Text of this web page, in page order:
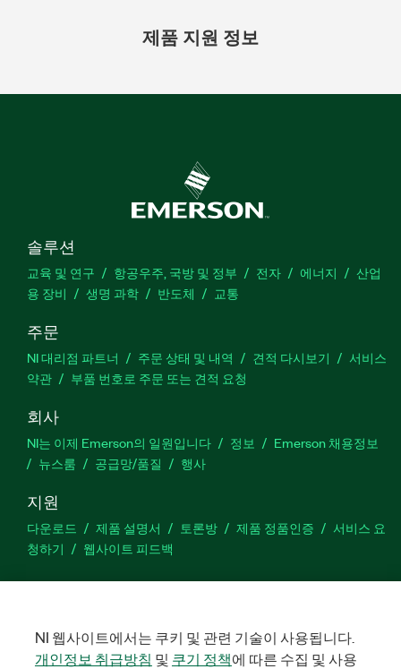
제품 지원 정보
솔루션
교육 및 연구 항공우주, 국방 및 정부 전자 에너지
산업
용 장비
생명 과학 반도체 교통
주문
NI 대리점 파트너 주문 상태 및 내역 견적 다시보기
서비스
약관
부품 번호로 주문 또는 견적 요청
회사
NI는 이제 Emerson의 일원입니다 정보
Emerson 채용정보
뉴스룸
공급망/품질 행사
지원
다운로드 제품 설명서 토론방 제품 정품인증
서비스 요
청하기
웹사이트 피드백
NI 웹사이트에서는 쿠키 및 관련 기술이 사용됩니다.
개인정보 취급방침 및 쿠기 정책에 따른 수집 및 사용